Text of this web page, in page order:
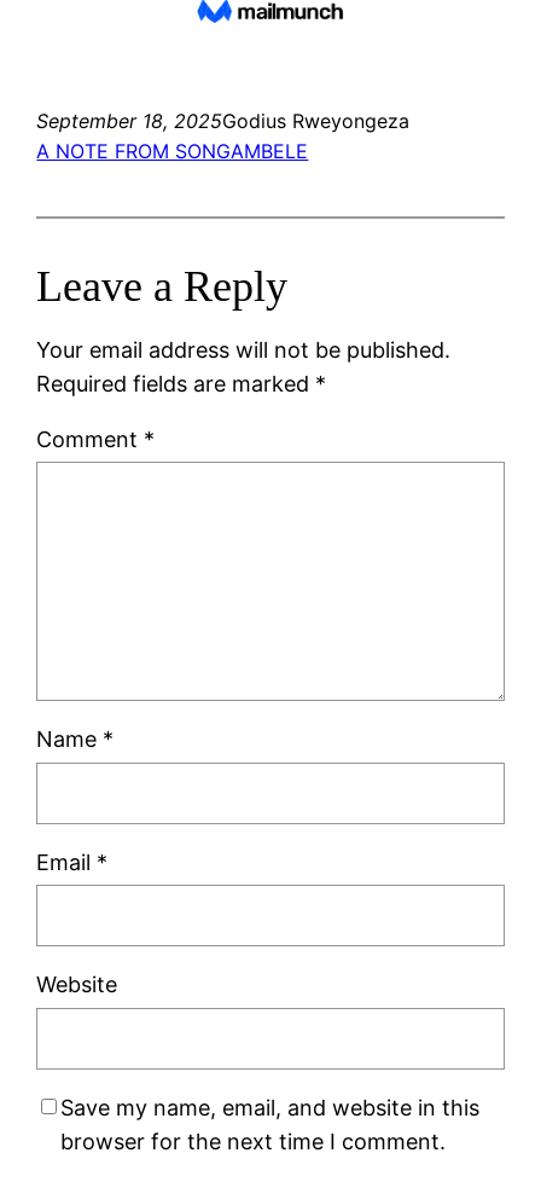
September 18, 2025Godius Rweyongeza
A NOTE FROM SONGAMBELE
Leave a Reply
Your email address will not be published.
Required fields are marked *
Comment *
Name *
Email *
Website
Save my name, email, and website in this
browser for the next time I comment.